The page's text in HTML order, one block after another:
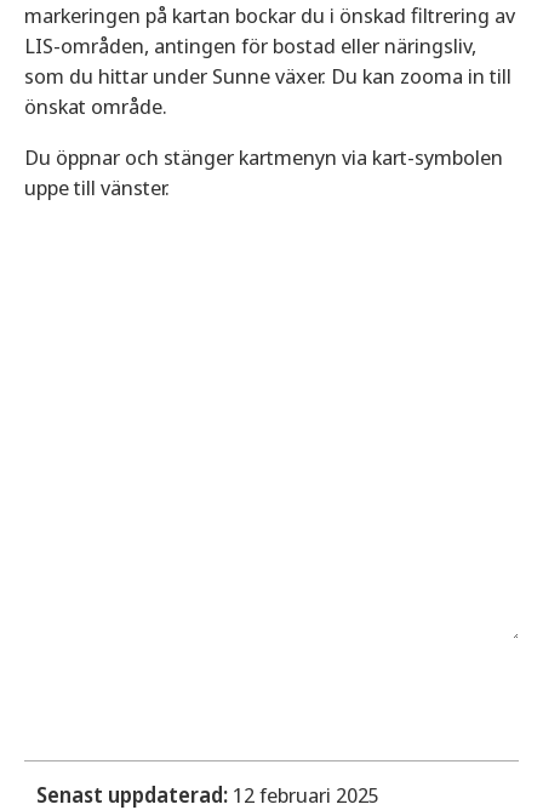
markeringen på kartan bockar du i önskad filtrering av
LIS-områden, antingen för bostad eller näringsliv,
som du hittar under Sunne växer. Du kan zooma in till
önskat område.
Du öppnar och stänger kartmenyn via kart-symbolen
uppe till vänster.
Senast uppdaterad: 12 februari 2025